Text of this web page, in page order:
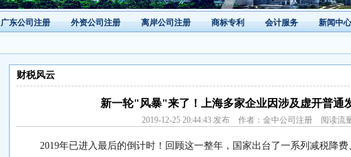
广东公司注册 外资公司注册 离岸公司注册 商标专利 会计服务 新闻中心
财税风云
新一轮"风暴"来了！上海多家企业因涉及虚开普通
2019-12-25 20:44:43 发布 作者：金中公司注册 阅读流
2019年已进入最后的倒计时！回顾这一整年，国家出台了一系列减税降